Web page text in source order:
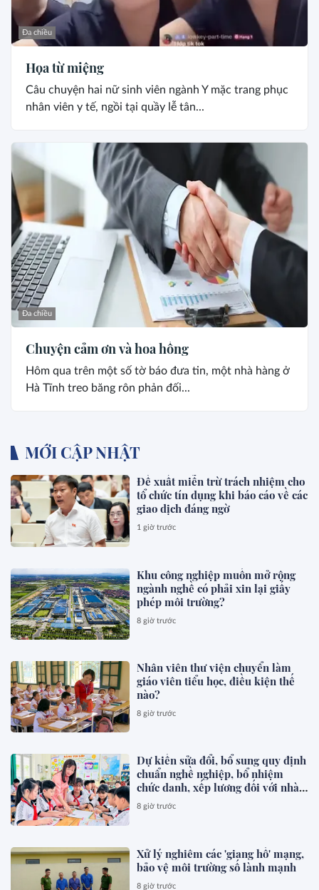
Đa chiều
Họa từ miệng
Câu chuyện hai nữ sinh viên ngành Y mặc trang phục
nhân viên y tế, ngồi tại quầy lễ tân...
Đa chiều
Chuyện cảm ơn và hoa hồng
Hôm qua trên một số tờ báo đưa tin, một nhà hàng ở
Hà Tĩnh treo băng rôn phản đối...
MỚI CẬP NHẬT
Đề xuất miễn trừ trách nhiệm cho
tổ chức tín dụng khi báo cáo về các
giao dịch đáng ngờ
1 giờ trước
Khu công nghiệp muốn mở rộng
ngành nghề có phải xin lại giấy
phép môi trường?
8 giờ trước
Nhân viên thư viện chuyển làm
giáo viên tiểu học, điều kiện thế
nào?
8 giờ trước
Dự kiến sửa đổi, bổ sung quy định
chuẩn nghề nghiệp, bổ nhiệm
chức danh, xếp lương đối với nhà
giáo
8 giờ trước
Xử lý nghiêm các 'giang hồ' mạng,
bảo vệ môi trường số lành mạnh
8 giờ trước